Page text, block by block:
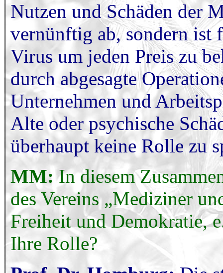
Nutzen und Schäden der
vernünftig ab, sondern ist
Virus um jeden Preis zu
durch abgesagte
Unternehmen und
Alte oder psychische
überhaupt keine Rolle zu
MM:In diesem
des Vereins „Mediziner
Freiheit und Demokratie,
Ihre Rolle?